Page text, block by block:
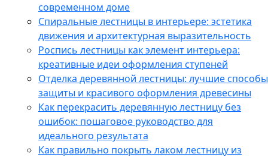
современном доме
Спиральные лестницы в интерьере: эстетика
движения и архитектурная выразительность
Роспись лестницы как элемент интерьера:
креативные идеи оформления ступеней
Отделка деревянной лестницы: лучшие способы
защиты и красивого оформления древесины
Как перекрасить деревянную лестницу без
ошибок: пошаговое руководство для
идеального результата
Как правильно покрыть лаком лестницу из